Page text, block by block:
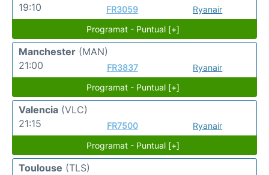
19:10
FR3059
Ryanair
Programat - Puntual [+]
Manchester (MAN)
21:00
FR3837
Ryanair
Programat - Puntual [+]
Valencia (VLC)
21:15
FR7500
Ryanair
Programat - Puntual [+]
Toulouse (TLS)